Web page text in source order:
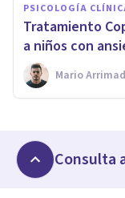
PSICOLOGÍA
Tratamiento
a niños con
Mario
Consulta